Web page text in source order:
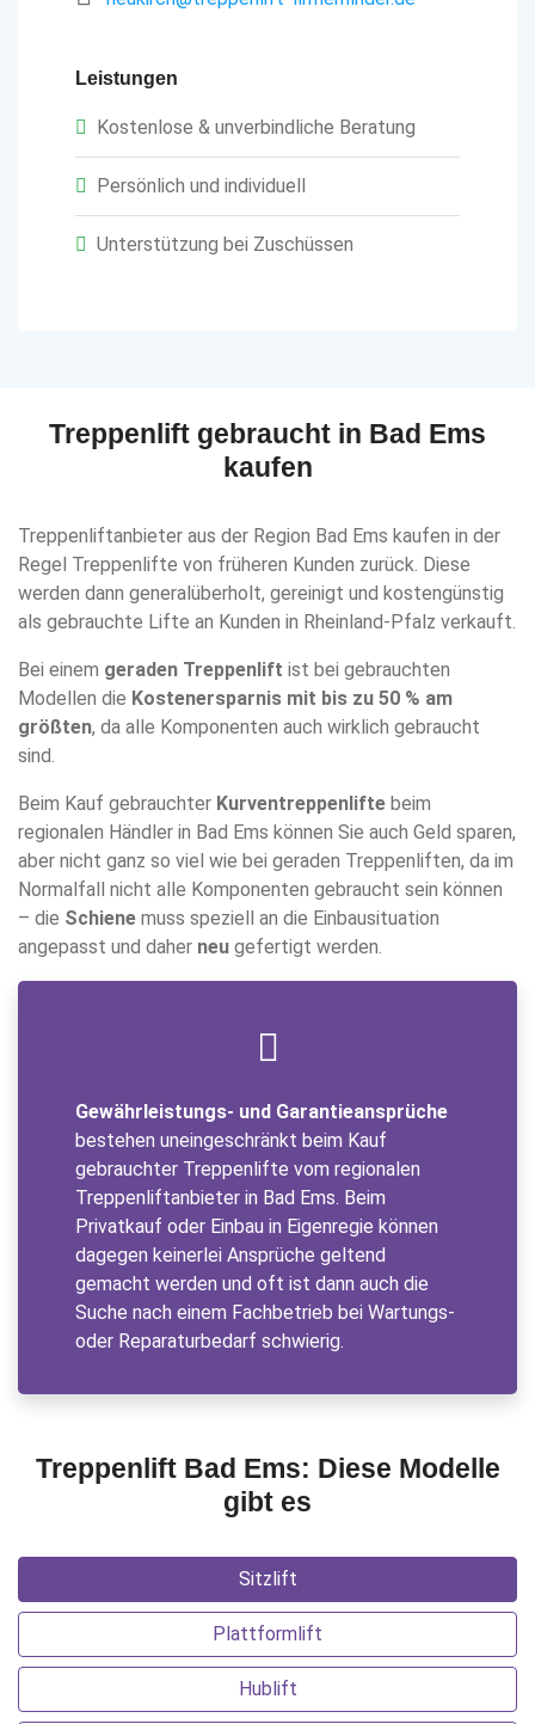
Leistungen
Kostenlose & unverbindliche Beratung
Persönlich und individuell
Unterstützung bei Zuschüssen
Treppenlift gebraucht in Bad Ems
kaufen
Treppenliftanbieter aus der Region Bad Ems kaufen in der
Regel Treppenlifte von früheren Kunden zurück. Diese
werden dann generalüberholt, gereinigt und kostengünstig
als gebrauchte Lifte an Kunden in Rheinland-Pfalz verkauft.
Bei einem geraden Treppenlift ist bei gebrauchten
Modellen die Kostenersparnis mit bis zu 50 % am
größten, da alle Komponenten auch wirklich gebraucht
sind.
Beim Kauf gebrauchter Kurventreppenlifte beim
regionalen Händler in Bad Ems können Sie auch Geld sparen,
aber nicht ganz so viel wie bei geraden Treppenliften, da im
Normalfall nicht alle Komponenten gebraucht sein können
– die Schiene muss speziell an die Einbausituation
angepasst und daher neu gefertigt werden.
Gewährleistungs- und Garantieansprüche
bestehen uneingeschränkt beim Kauf
gebrauchter Treppenlifte vom regionalen
Treppenliftanbieter in Bad Ems. Beim
Privatkauf oder Einbau in Eigenregie können
dagegen keinerlei Ansprüche geltend
gemacht werden und oft ist dann auch die
Suche nach einem Fachbetrieb bei Wartungs-
oder Reparaturbedarf schwierig.
Treppenlift Bad Ems: Diese Modelle
gibt es
Sitzlift
Plattformlift
Hublift